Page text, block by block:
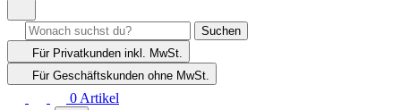
Suchen
Für Privatkunden inkl. MwSt.
Für Geschäftskunden ohne MwSt.
0 Artikel